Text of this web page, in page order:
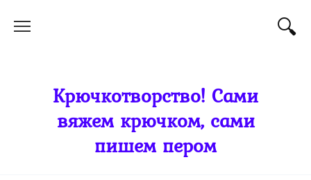
Крючкотворство! Сами
вяжем крючком, сами
пишем пером